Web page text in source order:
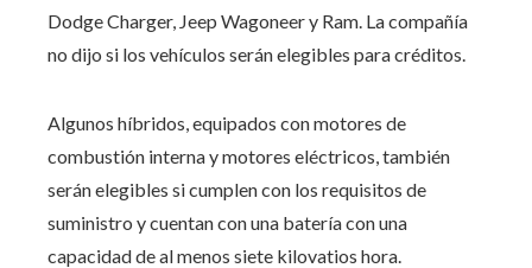
Dodge Charger, Jeep Wagoneer y Ram. La compañía
no dijo si los vehículos serán elegibles para créditos.
Algunos híbridos, equipados con motores de
combustión interna y motores eléctricos, también
serán elegibles si cumplen con los requisitos de
suministro y cuentan con una batería con una
capacidad de al menos siete kilovatios hora.